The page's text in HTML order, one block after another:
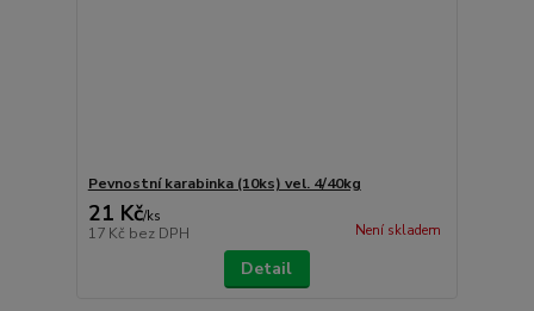
Pevnostní karabinka (10ks) vel. 4/40kg
21 Kč/ks
17 Kč bez DPH Není skladem
Detail